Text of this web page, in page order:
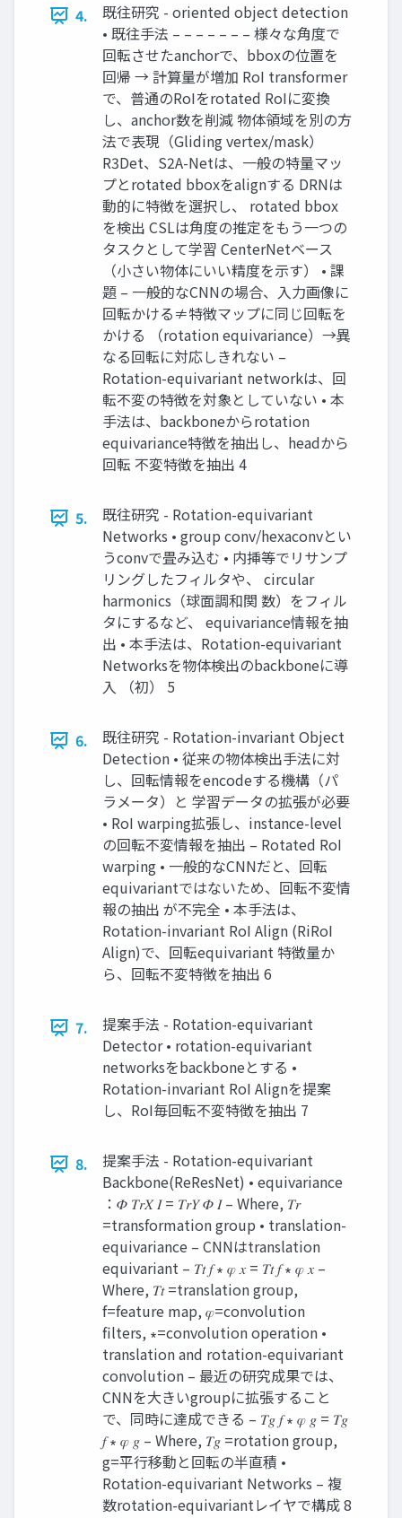
4.
既往研究 - oriented object detection
• 既往手法 – – – – – – – 様々な角度で
回転させたanchorで、bboxの位置を
回帰 → 計算量が増加 RoI transformer
で、普通のRoIをrotated RoIに変換
し、anchor数を削減 物体領域を別の方
法で表現（Gliding vertex/mask）
R3Det、S2A-Netは、一般の特量マッ
プとrotated bboxをalignする DRNは
動的に特徴を選択し、 rotated bbox
を検出 CSLは角度の推定をもう一つの
タスクとして学習 CenterNetベース
（小さい物体にいい精度を示す） • 課
題 – 一般的なCNNの場合、入力画像に
回転かける≠特徴マップに同じ回転を
かける （rotation equivariance）→異
なる回転に対応しきれない –
Rotation-equivariant networkは、回
転不変の特徴を対象としていない • 本
手法は、backboneからrotation
equivariance特徴を抽出し、headから
回転 不変特徴を抽出 4
5.
既往研究 - Rotation-equivariant
Networks • group conv/hexaconvとい
うconvで畳み込む • 内挿等でリサンプ
リングしたフィルタや、 circular
harmonics（球面調和関 数）をフィル
タにするなど、 equivariance情報を抽
出 • 本手法は、Rotation-equivariant
Networksを物体検出のbackboneに導
入 （初） 5
6.
既往研究 - Rotation-invariant Object
Detection • 従来の物体検出手法に対
し、回転情報をencodeする機構（パ
ラメータ）と 学習データの拡張が必要
• RoI warping拡張し、instance-level
の回転不変情報を抽出 – Rotated RoI
warping • 一般的なCNNだと、回転
equivariantではないため、回転不変情
報の抽出 が不完全 • 本手法は、
Rotation-invariant RoI Align (RiRoI
Align)で、回転equivariant 特徴量か
ら、回転不変特徴を抽出 6
7.
提案手法 - Rotation-equivariant
Detector • rotation-equivariant
networksをbackboneとする •
Rotation-invariant RoI Alignを提案
し、RoI毎回転不変特徴を抽出 7
8.
提案手法 - Rotation-equivariant
Backbone(ReResNet) • equivariance
：𝛷 𝑇𝑟𝑋 𝐼 = 𝑇𝑟𝑌 𝛷 𝐼 – Where, 𝑇𝑟
=transformation group • translation-
equivariance – CNNはtranslation
equivariant – 𝑇𝑡 𝑓 ∗ 𝜑 𝑥 = 𝑇𝑡 𝑓 ∗ 𝜑 𝑥 –
Where, 𝑇𝑡 =translation group,
f=feature map, 𝜑=convolution
filters, ∗=convolution operation •
translation and rotation-equivariant
convolution – 最近の研究成果では、
CNNを大きいgroupに拡張すること
で、同時に達成できる – 𝑇𝑔 𝑓 ∗ 𝜑 𝑔 = 𝑇𝑔
𝑓 ∗ 𝜑 𝑔 – Where, 𝑇𝑔 =rotation group,
g=平行移動と回転の半直積 •
Rotation-equivariant Networks – 複
数rotation-equivariantレイヤで構成 8